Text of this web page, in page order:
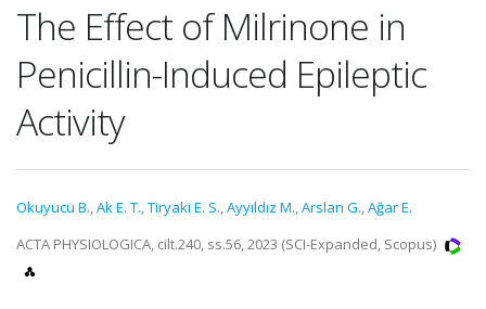
The Effect of Milrinone in
Penicillin-Induced Epileptic
Activity
Okuyucu B.,Ak E. T.,Tiryaki E. S.,Ayyıldız M.,Arslan G.,Ağar E.
ACTA PHYSIOLOGICA, cilt.240, ss.56, 2023 (SCI-Expanded, Scopus)